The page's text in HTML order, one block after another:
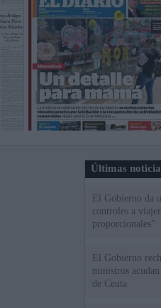
Últimas
El Gobierno da
controles a
proporcionales"
El Gobierno
ministros
de Ceuta